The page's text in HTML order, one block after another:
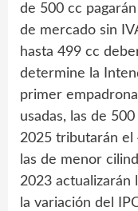
de 500 cc
de mercado sin
hasta 499 cc
determine la
primer
usadas, las de
2025 tributarán el
las de menor
2023 actualizarán
la variación del